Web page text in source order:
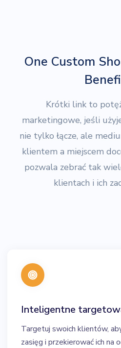
One Custom
Krótki link to
marketingowe, jeśli
nie tylko łącze, ale
klientem a miejscem
pozwala zebrać tak
klientach i ich
Inteligentne
Targetuj swoich klientów,
zasięg i przekierować ich na